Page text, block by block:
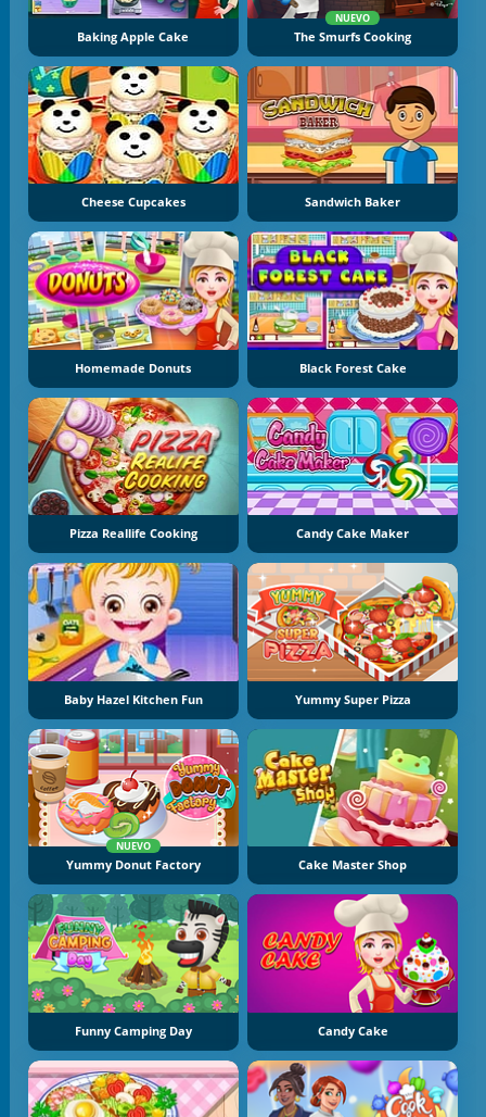
Baking Apple Cake
NUEVO
The Smurfs Cooking
Cheese Cupcakes Sandwich Baker
Homemade Donuts Black Forest Cake
Pizza Reallife Cooking Candy Cake Maker
Baby Hazel Kitchen Fun Yummy Super Pizza
NUEVO
Yummy Donut Factory Cake Master Shop
Funny Camping Day Candy Cake